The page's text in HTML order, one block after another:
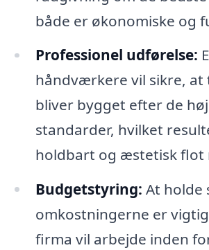
både er økonomiske og
Professionel udførelse:
håndværkere vil sikre, at
bliver bygget efter de
standarder, hvilket
holdbart og æstetisk flot
Budgetstyring: At holde
omkostningerne er
firma vil arbejde inden